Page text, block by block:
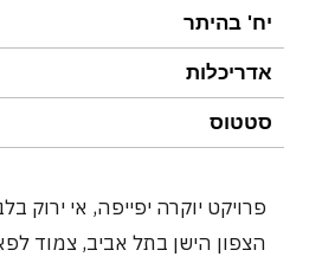
יח' בהיתר
אדריכלות
סטטוס
פרויקט יוקרה יפייפה, אי ירוק
הצפון הישן בתל אביב, צמוד